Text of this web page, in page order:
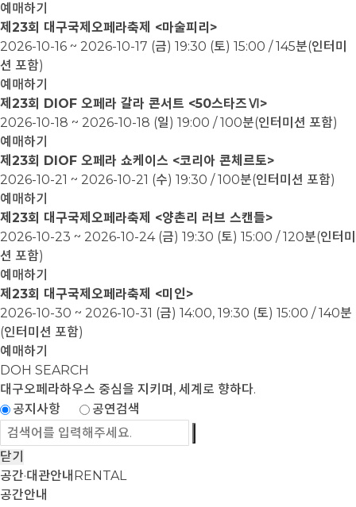
예매하기
제23회 대구국제오페라축제 <마술피리>
2026-10-16 ~ 2026-10-17 (금) 19:30 (토) 15:00 / 145분(인터미
션 포함)
예매하기
제23회 DIOF 오페라 갈라 콘서트 <50스타즈Ⅵ>
2026-10-18 ~ 2026-10-18 (일) 19:00 / 100분(인터미션 포함)
예매하기
제23회 DIOF 오페라 쇼케이스 <코리아 콘체르토>
2026-10-21 ~ 2026-10-21 (수) 19:30 / 100분(인터미션 포함)
예매하기
제23회 대구국제오페라축제 <양촌리 러브 스캔들>
2026-10-23 ~ 2026-10-24 (금) 19:30 (토) 15:00 / 120분(인터미
션 포함)
예매하기
제23회 대구국제오페라축제 <미인>
2026-10-30 ~ 2026-10-31 (금) 14:00, 19:30 (토) 15:00 / 140분
(인터미션 포함)
예매하기
DOH SEARCH
대구오페라하우스 중심을 지키며, 세계로 향하다.
공지사항
공연검색
닫기
공간·대관안내 RENTAL
공간안내